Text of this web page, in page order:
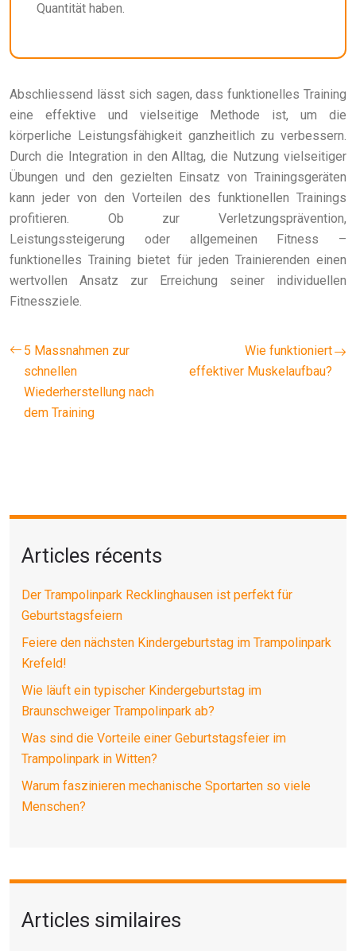
Quantität haben.
Abschliessend lässt sich sagen, dass funktionelles Training
eine effektive und vielseitige Methode ist, um die
körperliche Leistungsfähigkeit ganzheitlich zu verbessern.
Durch die Integration in den Alltag, die Nutzung vielseitiger
Übungen und den gezielten Einsatz von Trainingsgeräten
kann jeder von den Vorteilen des funktionellen Trainings
profitieren. Ob zur Verletzungsprävention,
Leistungssteigerung oder allgemeinen Fitness –
funktionelles Training bietet für jeden Trainierenden einen
wertvollen Ansatz zur Erreichung seiner individuellen
Fitnessziele.
5 Massnahmen zur
schnellen
Wiederherstellung nach
dem Training
Wie funktioniert
effektiver Muskelaufbau?
Articles récents
Der Trampolinpark Recklinghausen ist perfekt für
Geburtstagsfeiern
Feiere den nächsten Kindergeburtstag im Trampolinpark
Krefeld!
Wie läuft ein typischer Kindergeburtstag im
Braunschweiger Trampolinpark ab?
Was sind die Vorteile einer Geburtstagsfeier im
Trampolinpark in Witten?
Warum faszinieren mechanische Sportarten so viele
Menschen?
Articles similaires